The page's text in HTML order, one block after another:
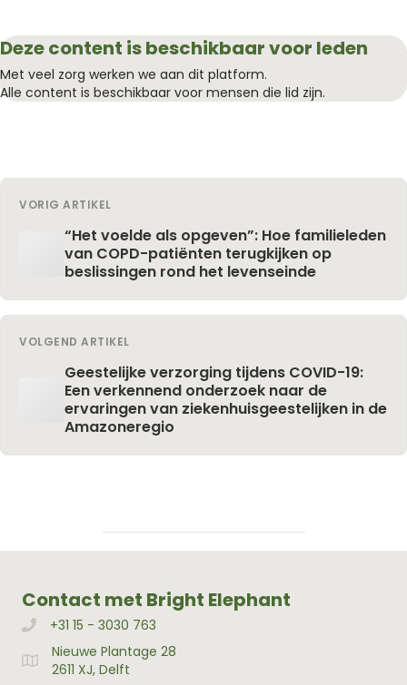
Deze content is beschikbaar voor leden
Met veel zorg werken we aan dit platform.
Alle content is beschikbaar voor mensen die lid zijn.
VORIG ARTIKEL
“Het voelde als opgeven”: Hoe familieleden
van COPD-patiënten terugkijken op
beslissingen rond het levenseinde
VOLGEND ARTIKEL
Geestelijke verzorging tijdens COVID-19:
Een verkennend onderzoek naar de
ervaringen van ziekenhuisgeestelijken in de
Amazoneregio
Contact met Bright Elephant
Bellen met Bright Elephant
+31 15 - 3030 763
Adres Bright Elephant
Nieuwe Plantage 28
2611 XJ, Delft